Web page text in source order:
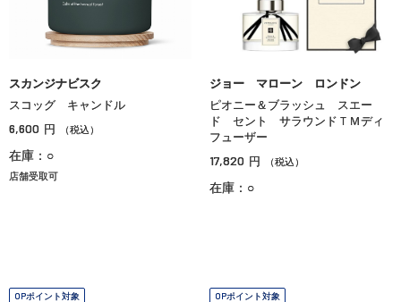
スカンジナビスク
スコッグ キャンドル
6,600 円 （税込）
在庫：○
店舗受取可
ジョー マローン ロンドン
ピオニー＆ブラッシュ スエー
ド セント サラウンドＴＭディ
フューザー
17,820 円 （税込）
在庫：○
OPポイント対象 OPポイント対象